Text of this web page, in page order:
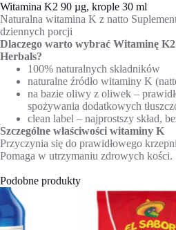
Witamina K2 90 µg, krople 30 ml
Naturalna witamina K z natto
dziennych porcji
Dlaczego warto wybrać Witaminę
Herbals?
100% naturalnych składników
naturalne źródło witaminy K
na bazie oliwy z oliwek –
spożywania dodatkowych
clean label – najprostszy skład,
Szczególne właściwości witaminy K
Przyczynia się do prawidłowego
Pomaga w utrzymaniu zdrowych kości.
Podobne produkty